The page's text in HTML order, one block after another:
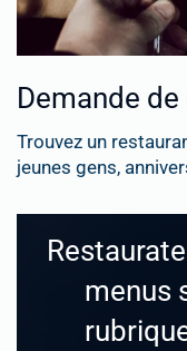
Demande
Trouvez un
jeunes gens,
menus